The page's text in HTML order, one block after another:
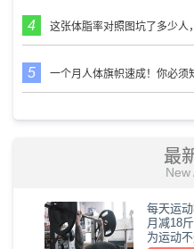
这张体脂率对照图坑了多少
一个月人体旗帜速成！你必须
最
New
每天运
月减18
为运动